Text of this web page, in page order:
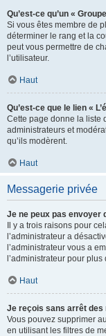
Qu’est-ce qu’un «
Si vous êtes membre de
déterminer le rang et la
peut vous permettre de
l’utilisateur.
Haut
Qu’est-ce que le lien «
Cette page donne la liste
administrateurs et
qu’ils modèrent.
Haut
Messagerie privée
Je ne peux pas envoyer
Il y a trois raisons pour
l’administrateur a
l’administrateur vous a
l’administrateur pour plus
Haut
Je reçois sans arrêt
Vous pouvez supprimer
en utilisant les filtres de